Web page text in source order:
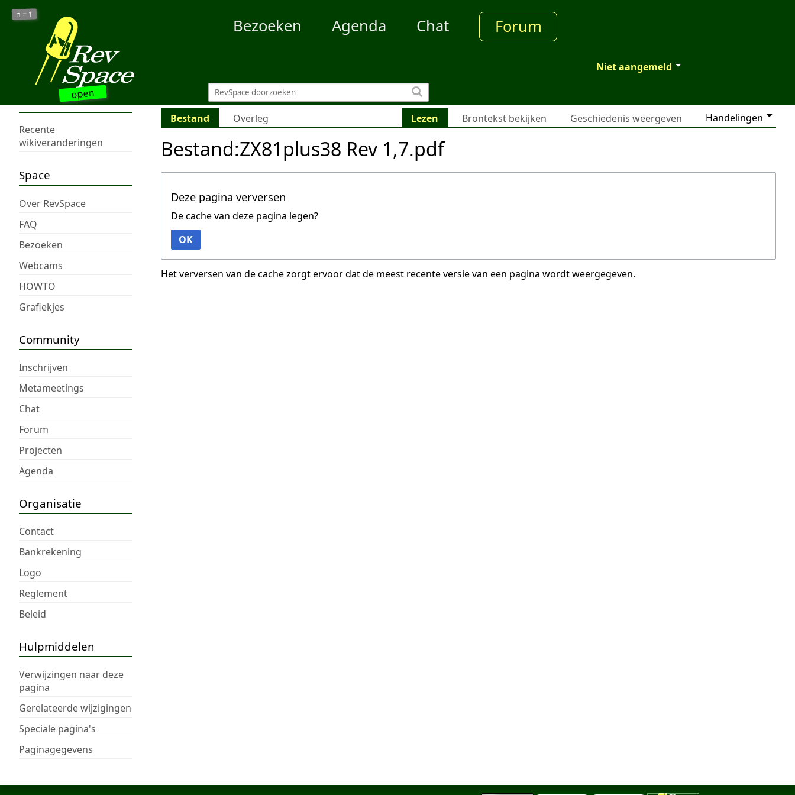
open
n = 1
Bezoeken Agenda Chat Forum
Niet aangemeld
Recente
wikiveranderingen
Space
Over RevSpace
FAQ
Bezoeken
Webcams
HOWTO
Grafiekjes
Community
Inschrijven
Metameetings
Chat
Forum
Projecten
Agenda
Organisatie
Contact
Bankrekening
Logo
Reglement
Beleid
Hulpmiddelen
Verwijzingen naar deze
pagina
Gerelateerde wijzigingen
Speciale pagina's
Paginagegevens
Bestand Overleg Handelingen
Lezen Brontekst bekijken Geschiedenis weergeven
Bestand:ZX81plus38 Rev 1,7.pdf
Deze pagina verversen
De cache van deze pagina legen?
OK
Het verversen van de cache zorgt ervoor dat de meest recente versie van een pagina wordt weergegeven.